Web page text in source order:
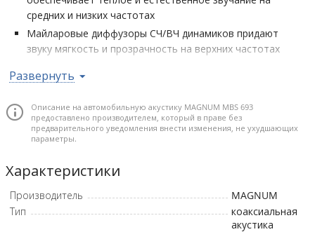
средних и низких частотах
Майларовые диффузоры СЧ/ВЧ динамиков придают
звуку мягкость и прозрачность на верхних частотах
даже без мощного усилителя
Встроенный кроссовер первого порядка и защитный
чехол магнита - для удобства установки и стабильной
работы
ВЧ излучателей: майлар • Диаметр звуковой катушки: 1,0
• Мощность MAX: 360 Ватт • Чувствительность: 92 дБ •
Частота: 42 Гц – 20000 Гц
Развернуть
Описание на автомобильную акустику MAGNUM MBS 693
предоставлено производителем, который в праве без
предварительного уведомления внести изменения, не ухудшающих
параметры.
Характеристики
Производитель
MAGNUM
Тип
коаксиальная
акустика